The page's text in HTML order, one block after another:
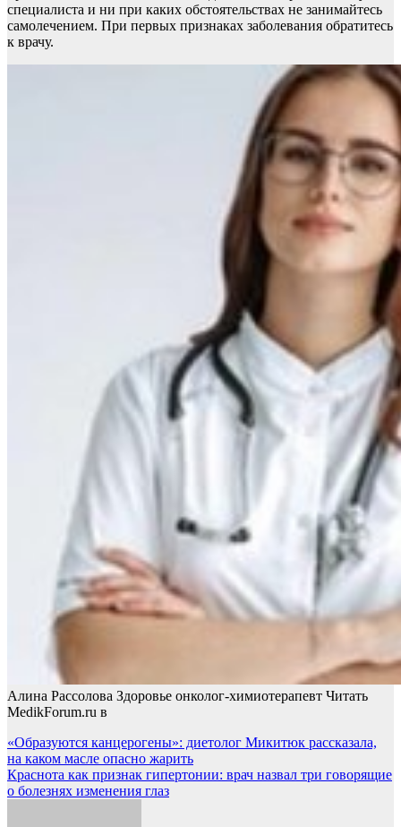
специалиста и ни при каких обстоятельствах не занимайтесь
самолечением. При первых признаках заболевания обратитесь
к врачу.
Алина Рассолова Здоровье онколог-химиотерапевт Читать
MedikForum.ru в
Навигация
по
записям
«Образуются канцерогены»: диетолог Микитюк рассказала,
на каком масле опасно жарить
Краснота как признак гипертонии: врач назвал три говорящие
о болезнях изменения глаз